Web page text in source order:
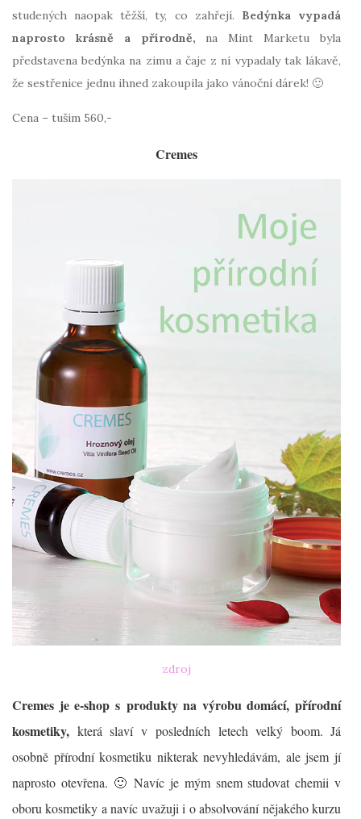
studených naopak těžší, ty, co zahřejí. Bedýnka vypadá
naprosto krásně a přírodně, na Mint Marketu byla
představena bedýnka na zimu a čaje z ní vypadaly tak lákavě,
že sestřenice jednu ihned zakoupila jako vánoční dárek! 🙂
Cena – tuším 560,-
Cremes
zdroj
Cremes je e-shop s produkty na výrobu domácí, přírodní
kosmetiky, která slaví v posledních letech velký boom. Já
osobně přírodní kosmetiku nikterak nevyhledávám, ale jsem jí
naprosto otevřena. 🙂 Navíc je mým snem studovat chemii v
oboru kosmetiky a navíc uvažuji i o absolvování nějakého kurzu